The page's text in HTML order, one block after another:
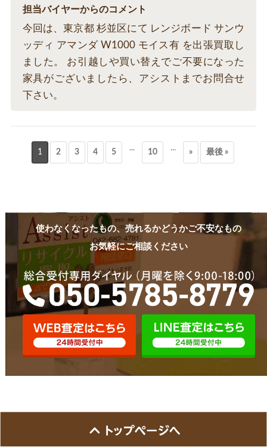
担当バイヤーからのコメント
今回は、東京都 杉並区にて レンジボード サンウ
ッディ アマンダ W1000 モイス有 を出張買取し
ました。 お引越しや買い替えでご不要になった
家具がございましたら、アシストまでお問合せ
下さい。
1 2 3 4 5 ... 10 ... » 最後 »
使わなくなったもの、売れるかどうかご不安なもの
お気軽にご相談ください